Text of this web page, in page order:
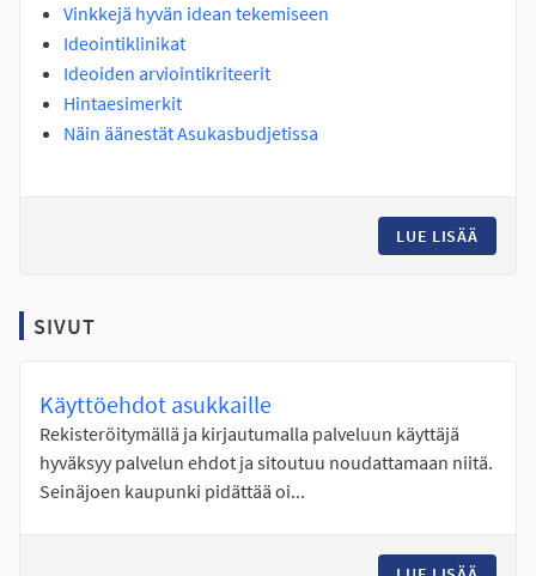
Vinkkejä hyvän idean tekemiseen
Ideointiklinikat
Ideoiden arviointikriteerit
Hintaesimerkit
Näin äänestät Asukasbudjetissa
LUE LISÄÄ
SIVUT
Käyttöehdot asukkaille
Rekisteröitymällä ja kirjautumalla palveluun käyttäjä
hyväksyy palvelun ehdot ja sitoutuu noudattamaan niitä.
Seinäjoen kaupunki pidättää oi...